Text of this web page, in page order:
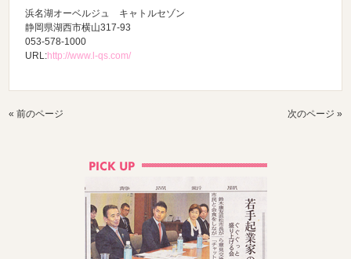
浜名湖オーベルジュ キャトルセゾン
静岡県湖西市横山317-93
053-578-1000
URL:http://www.l-qs.com/
« 前のページ 次のページ »